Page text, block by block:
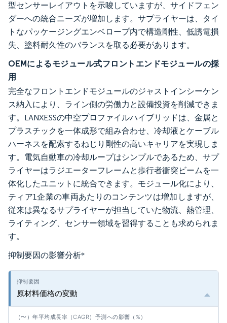
型センサーレイアウトを示唆していますが、サイドフェン
ダーへの統合ニーズが増加します。サプライヤーは、タイ
トなパッケージングエンベロープ内で構造剛性、低誘電損
失、塗料耐久性のバランスを取る必要があります。
OEMによるモジュール式フロントエンドモジュールの採
用
完全なフロントエンドモジュールのジャストインシーケン
ス納入により、ライン側の労働力と設備投資を削減できま
す。LANXESSの中空プロファイルハイブリッドは、金属と
プラスチックを一体成形で組み合わせ、冷却液とケーブル
ハーネスを配索するねじり剛性の高いキャリアを実現しま
す。電気自動車の冷却ループはシンプルであるため、サプ
ライヤーはラジエーターフレームと歩行者衝突ビームを一
体化したユニットに統合できます。モジュール化により、
ティア1企業の車両あたりのコンテンツは増加しますが、
従来は異なるサプライヤーが担当していた物流、熱管理、
ライティング、センサー領域を習得することも求められま
す。
抑制要因の影響分析*
原材料価格の変動